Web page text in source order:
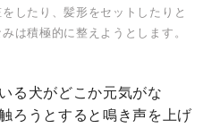
をしたり、髪形をセットしたりと
は積極的に整えようとします。
る犬がどこか元気がな
ろうとすると鳴き声を上げ